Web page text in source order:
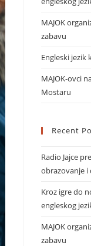
MAJOK
zabavu
Engleski jezik
MAJOK-ovci
Mostaru
Recent
Radio Jajce
obrazovanje i
Kroz igre do
engleskog
MAJOK
zabavu